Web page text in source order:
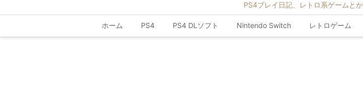
PS4プレイ日記、レトロ系ゲームと
ホーム PS4 PS4 DLソフト Nintendo Switch レトロゲーム